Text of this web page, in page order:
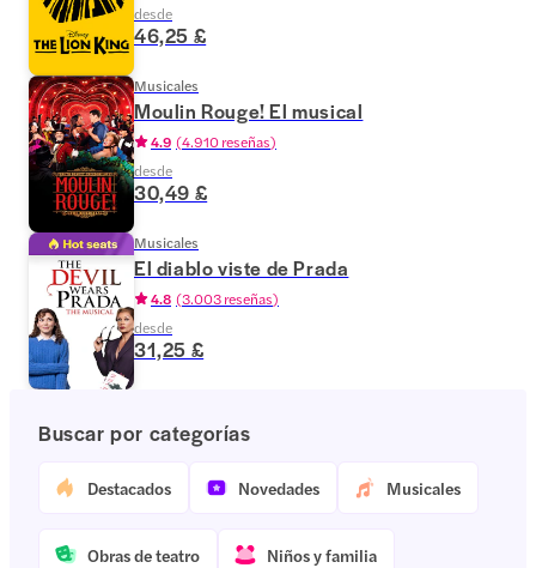
desde
46,25 £
Musicales
Moulin Rouge! El musical
4.9 (4.910 reseñas)
desde
30,49 £
Musicales
El diablo viste de Prada
4.8 (3.003 reseñas)
desde
31,25 £
Buscar por categorías
Destacados Novedades Musicales
Obras de teatro Niños y familia